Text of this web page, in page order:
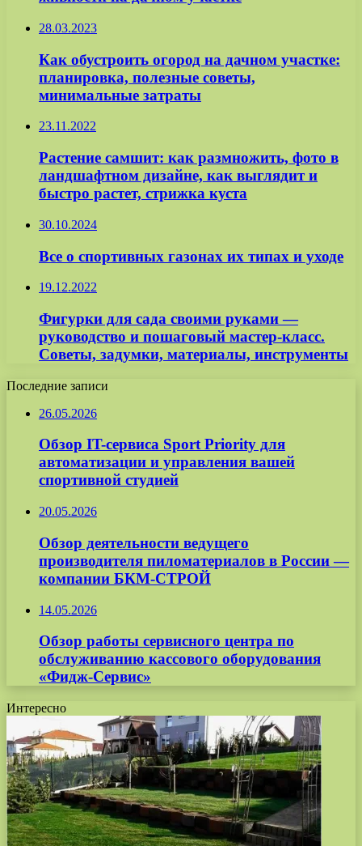
28.03.2023
Как обустроить огород на дачном участке:
планировка, полезные советы,
минимальные затраты
23.11.2022
Растение самшит: как размножить, фото в
ландшафтном дизайне, как выглядит и
быстро растет, стрижка куста
30.10.2024
Все о спортивных газонах их типах и уходе
19.12.2022
Фигурки для сада своими руками —
руководство и пошаговый мастер-класс.
Советы, задумки, материалы, инструменты
Последние записи
26.05.2026
Обзор IT-сервиса Sport Priority для
автоматизации и управления вашей
спортивной студией
20.05.2026
Обзор деятельности ведущего
производителя пиломатериалов в России —
компании БКМ-СТРОЙ
14.05.2026
Обзор работы сервисного центра по
обслуживанию кассового оборудования
«Фидж-Сервис»
Интересно